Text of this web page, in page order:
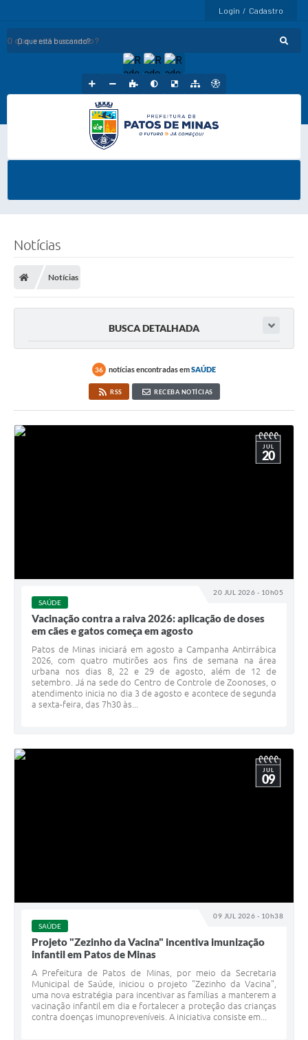
Login / Cadastro
O que está buscando?
Notícias
Notícias
BUSCA DETALHADA
36 notícias encontradas emSAÚDE
RSS RECEBA NOTÍCIAS
20 JUL 2026 - 10h05
JUL
20
SAÚDE
Vacinação contra a raiva 2026: aplicação de doses
em cães e gatos começa em agosto
Patos de Minas iniciará em agosto a Campanha Antirrábica
2026, com quatro mutirões aos fins de semana na área
urbana nos dias 8, 22 e 29 de agosto, além de 12 de
setembro. Já na sede do Centro de Controle de Zoonoses, o
atendimento inicia no dia 3 de agosto e acontece de segunda
a sexta-feira, das 7h30 às...
09 JUL 2026 - 10h38
JUL
09
SAÚDE
Projeto "Zezinho da Vacina" incentiva imunização
infantil em Patos de Minas
A Prefeitura de Patos de Minas, por meio da Secretaria
Municipal de Saúde, iniciou o projeto "Zezinho da Vacina",
uma nova estratégia para incentivar as famílias a manterem a
vacinação infantil em dia e fortalecer a proteção das crianças
contra doenças imunopreveníveis. A iniciativa consiste em...